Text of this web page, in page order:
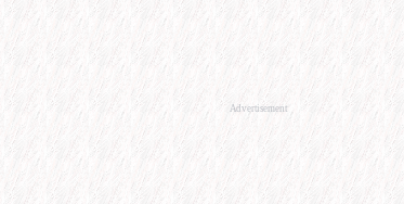
Advertisement